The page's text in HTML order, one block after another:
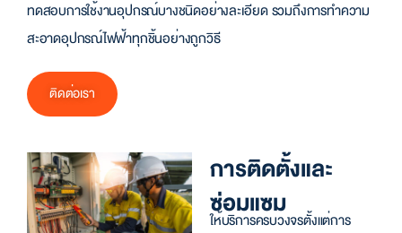
ทดสอบการใช้งานอุปกรณ์บางชนิดอย่างละเอียด รวมถึงการทำความ
สะอาดอุปกรณ์ไฟฟ้าทุกชิ้นอย่างถูกวิธี
ติดต่อเรา
การติดตั้งและ
ซ่อมแซม
ให้บริการครบวงจรตั้งแต่การ